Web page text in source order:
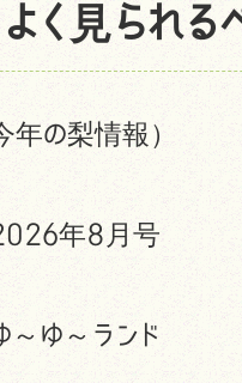
よく見られる
年の梨情報）
年8月号
～ゆ～ランド